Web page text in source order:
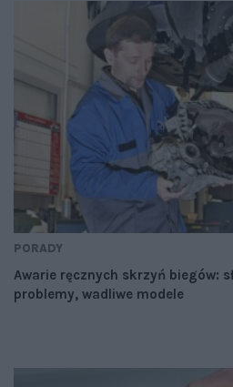
PORADY
Awarie ręcznych skrzyń biegów:
problemy, wadliwe modele